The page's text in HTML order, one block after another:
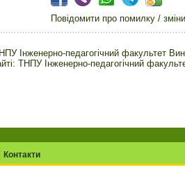
Повідомити про помилку / зміни
Інженерно-педагогічний факультет
ТНПУ Інженерно-педагогічний
Контакти